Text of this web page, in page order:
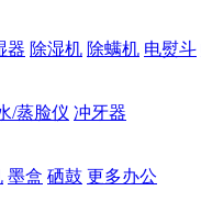
器 除湿机 除螨机 电熨斗
/蒸脸仪 冲牙器
墨盒 硒鼓 更多办公